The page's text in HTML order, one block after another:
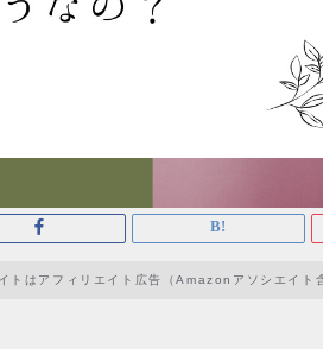
トはアフィリエイト広告（Amazonアソシエイト